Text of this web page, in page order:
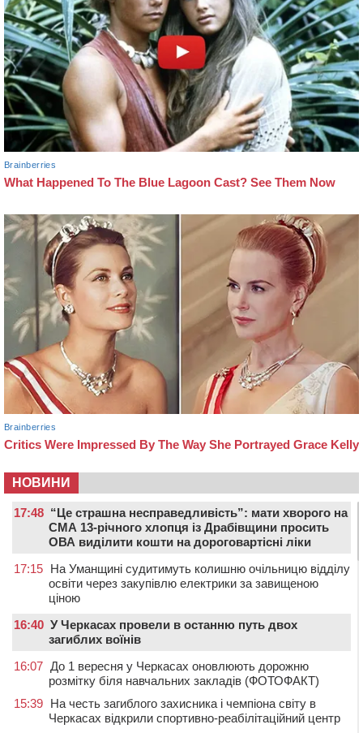
НОВИНИ
17:48 “Це страшна несправедливість”: мати хворого на
СМА 13-річного хлопця із Драбівщини просить
ОВА виділити кошти на дороговартісні ліки
17:15
На Уманщині судитимуть колишню очільницю відділу
освіти через закупівлю електрики за завищеною
ціною
16:40 У Черкасах провели в останню путь двох
загиблих воїнів
16:07 До 1 вересня у Черкасах оновлюють дорожню
розмітку біля навчальних закладів (ФОТОФАКТ)
15:39
На честь загиблого захисника і чемпіона світу в
Черкасах відкрили спортивно-реабілітаційний центр